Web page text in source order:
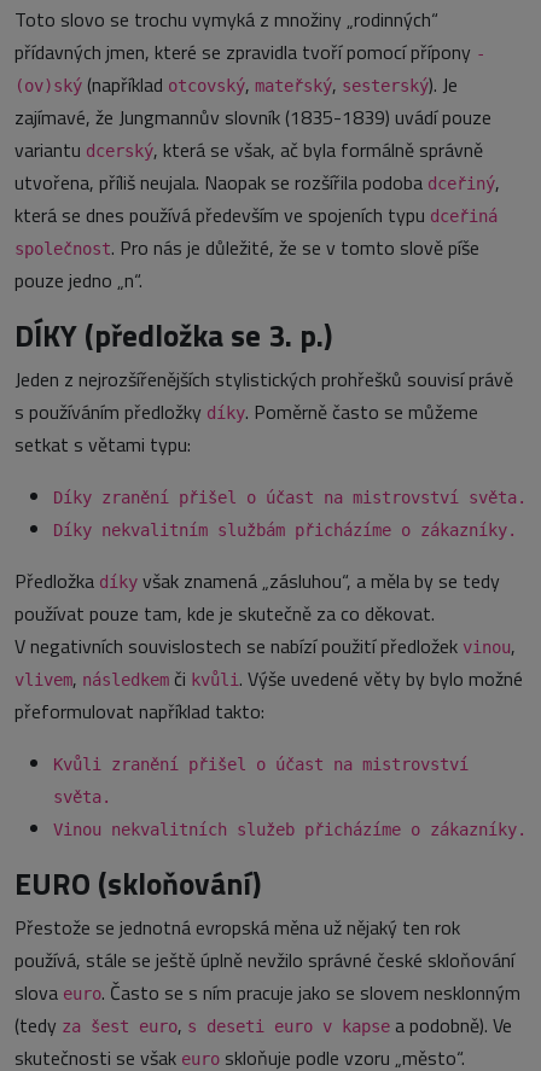
Toto slovo se trochu vymyká z množiny „rodinných“
přídavných jmen, které se zpravidla tvoří pomocí přípony -
(ov)ský (například otcovský, mateřský, sesterský). Je
zajímavé, že Jungmannův slovník (1835-1839) uvádí pouze
variantu dcerský, která se však, ač byla formálně správně
utvořena, příliš neujala. Naopak se rozšířila podoba dceřiný,
která se dnes používá především ve spojeních typu dceřiná
společnost. Pro nás je důležité, že se v tomto slově píše
pouze jedno „n“.
DÍKY (předložka se 3. p.)
Jeden z nejrozšířenějších stylistických prohřešků souvisí právě
s používáním předložky díky. Poměrně často se můžeme
setkat s větami typu:
Díky zranění přišel o účast na mistrovství světa.
Díky nekvalitním službám přicházíme o zákazníky.
Předložka díky však znamená „zásluhou“, a měla by se tedy
používat pouze tam, kde je skutečně za co děkovat.
V negativních souvislostech se nabízí použití předložek vinou,
vlivem, následkem či kvůli . Výše uvedené věty by bylo možné
přeformulovat například takto:
Kvůli zranění přišel o účast na mistrovství
světa.
Vinou nekvalitních služeb přicházíme o zákazníky.
EURO (skloňování)
Přestože se jednotná evropská měna už nějaký ten rok
používá, stále se ještě úplně nevžilo správné české skloňování
slova euro. Často se s ním pracuje jako se slovem nesklonným
(tedy za šest euro, s deseti euro v kapse a podobně). Ve
skutečnosti se však euro skloňuje podle vzoru „město“.